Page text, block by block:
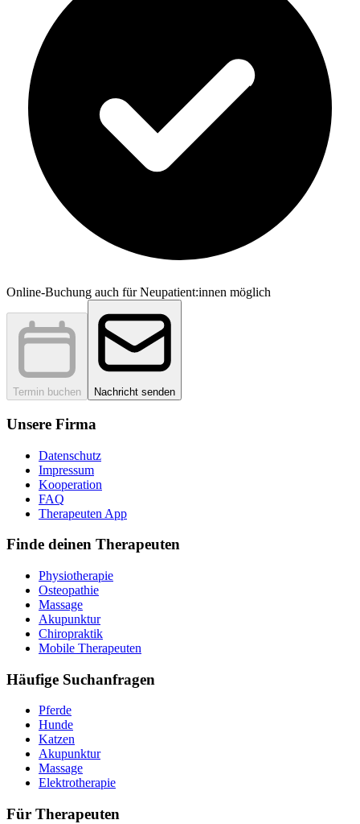
Online-Buchung auch für Neupatient:innen möglich
Termin buchen Nachricht senden
Unsere Firma
Datenschutz
Impressum
Kooperation
FAQ
Therapeuten App
Finde deinen Therapeuten
Physiotherapie
Osteopathie
Massage
Akupunktur
Chiropraktik
Mobile Therapeuten
Häufige Suchanfragen
Pferde
Hunde
Katzen
Akupunktur
Massage
Elektrotherapie
Für Therapeuten